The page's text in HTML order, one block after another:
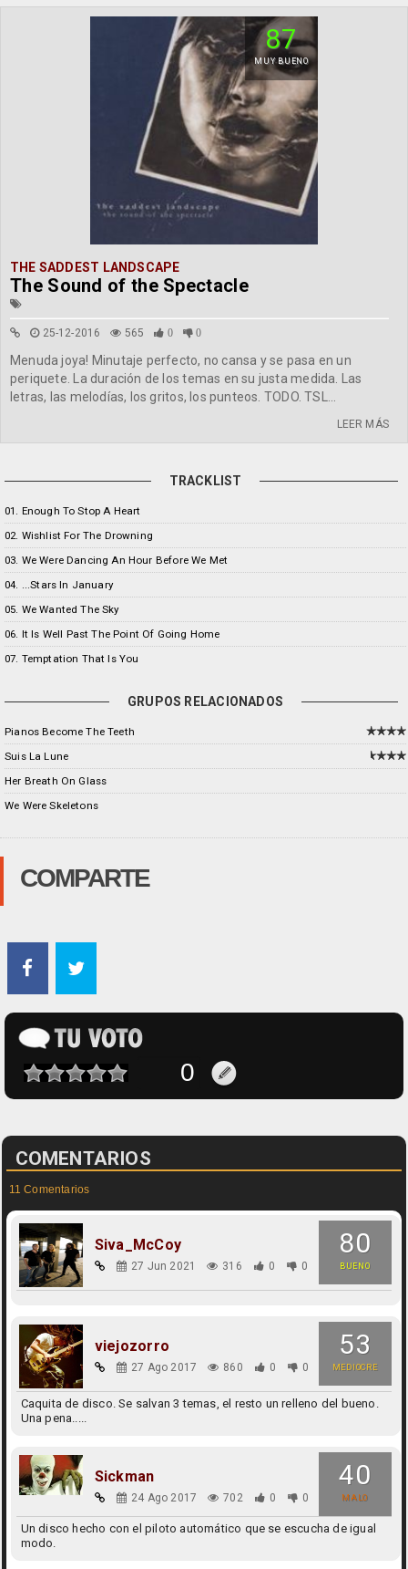
87
MUY BUENO
THE SADDEST LANDSCAPE
The Sound of the Spectacle
25-12-2016 565 0 0
Menuda joya! Minutaje perfecto, no cansa y se pasa en un
periquete. La duración de los temas en su justa medida. Las
letras, las melodías, los gritos, los punteos. TODO. TSL...
LEER MÁS
TRACKLIST
01. Enough To Stop A Heart
02. Wishlist For The Drowning
03. We Were Dancing An Hour Before We Met
04. ...Stars In January
05. We Wanted The Sky
06. It Is Well Past The Point Of Going Home
07. Temptation That Is You
GRUPOS RELACIONADOS
Pianos Become The Teeth
Suis La Lune
Her Breath On Glass
We Were Skeletons
COMPARTE
COMENTARIOS
11 Comentarios
80
BUENO
Siva_McCoy
27 Jun 2021 316 0 0
53
MEDIOCRE
viejozorro
27 Ago 2017 860 0 0
Caquita de disco. Se salvan 3 temas, el resto un relleno del bueno.
Una pena.....
40
MALO
Sickman
24 Ago 2017 702 0 0
Un disco hecho con el piloto automático que se escucha de igual
modo.